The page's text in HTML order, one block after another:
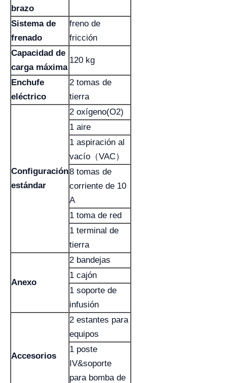
brazo
Sistema de
frenado
freno de
fricción
Capacidad de
carga máxima
120 kg
Enchufe
eléctrico
2 tomas de
tierra
Configuración
estándar
2 oxígeno(O2)
1 aire
1 aspiración al
vacío（VAC）
8 tomas de
corriente de 10
A
1 toma de red
1 terminal de
tierra
Anexo
2 bandejas
1 cajón
1 soporte de
infusión
Accesorios
2 estantes para
equipos
1 poste
IV&soporte
para bomba de